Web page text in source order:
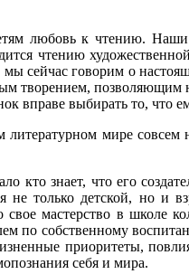
любовь к чтению.
чтению
сейчас говорим о
творением,
вправе выбирать то,
мире
знает, что его
только детской, но и
мастерство в школе
по собственному
приоритеты,
себя и мира.